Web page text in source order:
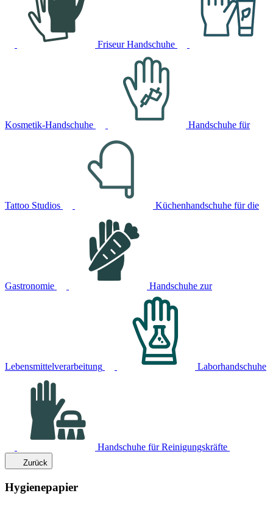
Friseur Handschuhe
Kosmetik-Handschuhe Handschuhe für
Tattoo Studios Küchenhandschuhe für die
Gastronomie Handschuhe zur
Lebensmittelverarbeitung Laborhandschuhe
Handschuhe für Reinigungskräfte
Zurück
Hygienepapier